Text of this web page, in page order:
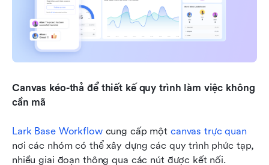
Canvas kéo-thả để thiết kế quy trình làm việc không
cần mã
Lark Base Workflow cung cấp một canvas trực quan
nơi các nhóm có thể xây dựng các quy trình phức tạp,
nhiều giai đoạn thông qua các nút được kết nối.